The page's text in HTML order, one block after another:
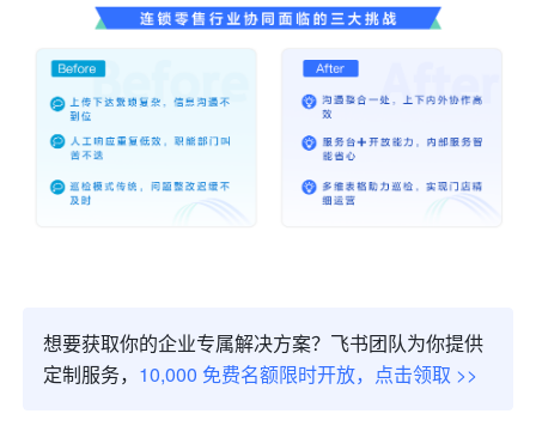
想要获取你的企业专属解决方案？飞书团队为你提供
定制服务， 10,000 免费名额限时开放，点击领取 >>